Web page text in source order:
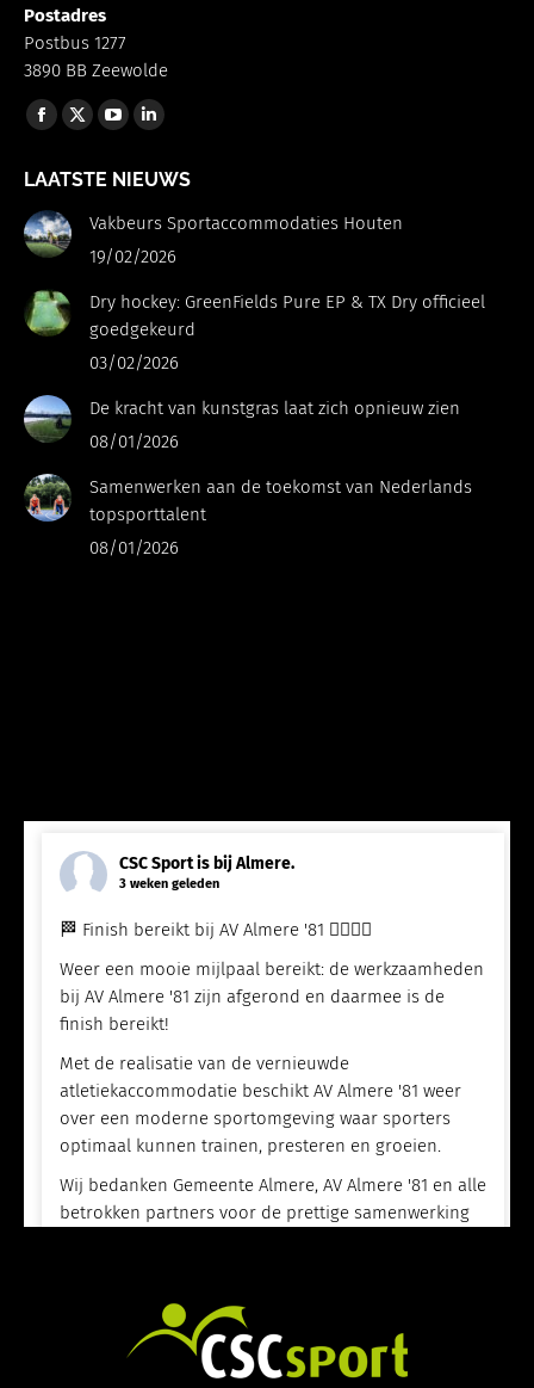
Postadres
Postbus 1277
3890 BB Zeewolde
Vind ons op:
Facebook
opens
in
new
X
opens
in
new
YouTube
opens
in
new
Linkedin
opens
in
new
LAATSTE NIEUWS
Vakbeurs Sportaccommodaties Houten
19/02/2026
Dry hockey: GreenFields Pure EP & TX Dry officieel
goedgekeurd
03/02/2026
De kracht van kunstgras laat zich opnieuw zien
08/01/2026
Samenwerken aan de toekomst van Nederlands
topsporttalent
08/01/2026
CSC Sportis bij Almere.
3 weken geleden
🏁 Finish bereikt bij AV Almere '81 🏃‍♀️🏃‍♂️
Weer een mooie mijlpaal bereikt: de werkzaamheden
bij AV Almere '81 zijn afgerond en daarmee is de
finish bereikt!
Met de realisatie van de vernieuwde
atletiekaccommodatie beschikt AV Almere '81 weer
over een moderne sportomgeving waar sporters
optimaal kunnen trainen, presteren en groeien.
Wij bedanken Gemeente Almere, AV Almere '81 en alle
betrokken partners voor de prettige samenwerking
Wij wensen alle atleten veel sportplezier en
succesvolle prestaties op de vernieuwde
accommodatie